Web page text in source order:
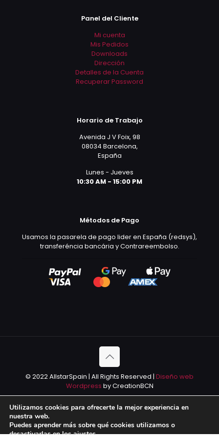
Panel del Cliente
Mi cuenta
Mis Pedidos
Downloads
Dirección
Detalles de la Cuenta
Recuperar Password
Horario de Trabajo
Avenida J V Foix, 98
08034 Barcelona,
España
Lunes - Jueves
10:30 AM - 15:00 PM
Métodos de Pago
Usamos la pasarela de pago lider en España (redsys),
transferéncia bancária y Contrareembolso.
© 2022 AllstarSpain | All Rights Reserved | Diseño web
Wordpress by CreationBCN
Utilizamos cookies para ofrecerte la mejor experiencia en
nuestra web.
Puedes aprender más sobre qué cookies utilizamos o
desactivarlas en losajustes.